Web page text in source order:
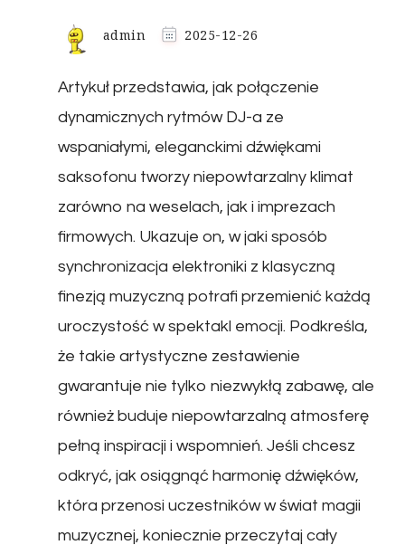
admin 2025-12-26
Artykuł przedstawia, jak połączenie
dynamicznych rytmów DJ-a ze
wspaniałymi, eleganckimi dźwiękami
saksofonu tworzy niepowtarzalny klimat
zarówno na weselach, jak i imprezach
firmowych. Ukazuje on, w jaki sposób
synchronizacja elektroniki z klasyczną
finezją muzyczną potrafi przemienić każdą
uroczystość w spektakl emocji. Podkreśla,
że takie artystyczne zestawienie
gwarantuje nie tylko niezwykłą zabawę, ale
również buduje niepowtarzalną atmosferę
pełną inspiracji i wspomnień. Jeśli chcesz
odkryć, jak osiągnąć harmonię dźwięków,
która przenosi uczestników w świat magii
muzycznej, koniecznie przeczytaj cały